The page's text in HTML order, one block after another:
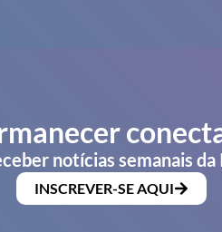
notícias semanais da
INSCREVER-SE AQUI